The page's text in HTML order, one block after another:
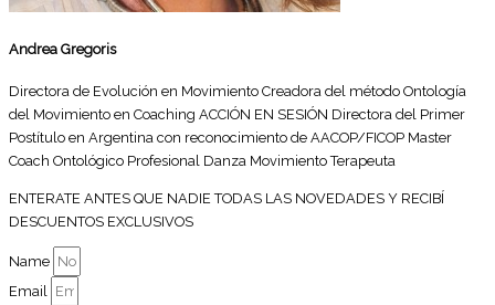
Andrea Gregoris
Directora de Evolución en Movimiento Creadora del método Ontología
del Movimiento en Coaching ACCIÓN EN SESIÓN Directora del Primer
Postítulo en Argentina con reconocimiento de AACOP/FICOP Master
Coach Ontológico Profesional Danza Movimiento Terapeuta
ENTERATE ANTES QUE NADIE TODAS LAS NOVEDADES Y RECIBÍ
DESCUENTOS EXCLUSIVOS
Name
Email